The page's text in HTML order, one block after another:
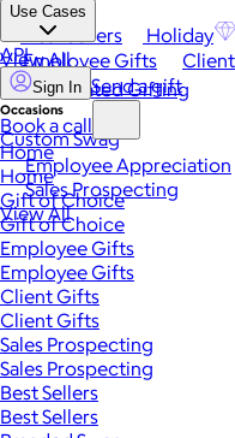
Best Sellers Holiday
View All
Occasions
Employee Appreciation
Sales Prospecting
View All
Use Cases
Employee Gifts
Automated Gifting
Custom Swag
API
Sign In Send a gift
Book a call
Home
Home
Gift of Choice
Gift of Choice
Employee Gifts
Employee Gifts
Client Gifts
Client Gifts
Sales Prospecting
Sales Prospecting
Best Sellers
Best Sellers